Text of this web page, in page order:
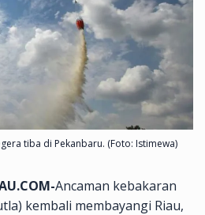
tiba di Pekanbaru. (Foto: Istimewa)
Ancaman kebakaran
kembali membayangi Riau,